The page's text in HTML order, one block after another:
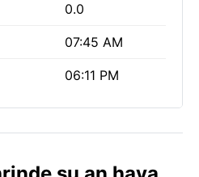
0.0
07:45 AM
06:11 PM